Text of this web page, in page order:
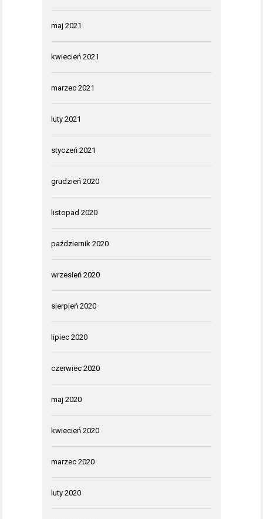
maj 2021
kwiecień 2021
marzec 2021
luty 2021
styczeń 2021
grudzień 2020
listopad 2020
październik 2020
wrzesień 2020
sierpień 2020
lipiec 2020
czerwiec 2020
maj 2020
kwiecień 2020
marzec 2020
luty 2020